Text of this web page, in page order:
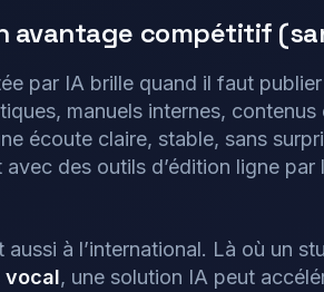
avantage compétitif
par IA brille quand il faut
manuels internes,
écoute claire, stable, sans
des outils d’édition ligne
aussi à l’international. Là où un
vocal, une solution IA peut